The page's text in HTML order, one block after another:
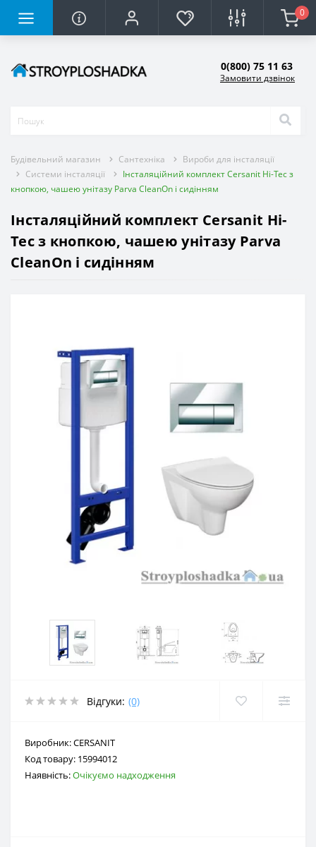
0
0(800) 75 11 63
Замовити дзвінок
Будівельний магазин Сантехніка
Вироби для інсталяції
Системи інсталяції
Інсталяційний комплект Cersanit Hi-Tec з
кнопкою, чашею унітазу Parva CleanOn і сидінням
Інсталяційний комплект Cersanit Hi-
Tec з кнопкою, чашею унітазу Parva
CleanOn і сидінням
Відгуки: (0)
Виробник:CERSANIT
Код товару: 15994012
Наявність:Очікуємо надходження